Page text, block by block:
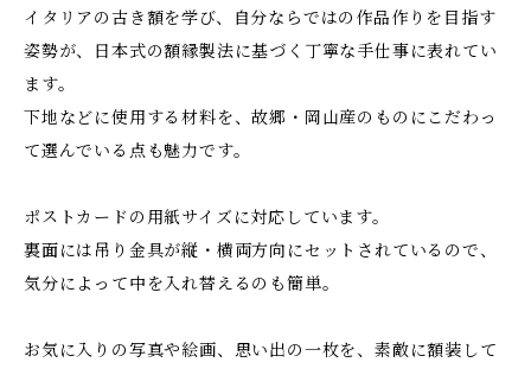
イタリアの古き額を学び、自分ならではの作品作りを目指す
姿勢が、日本式の額縁製法に基づく丁寧な手仕事に表れてい
ます。
下地などに使用する材料を、故郷・岡山産のものにこだわっ
て選んでいる点も魅力です。
ポストカードの用紙サイズに対応しています。
裏面には吊り金具が縦・横両方向にセットされているので、
気分によって中を入れ替えるのも簡単。
お気に入りの写真や絵画、思い出の一枚を、素敵に額装して